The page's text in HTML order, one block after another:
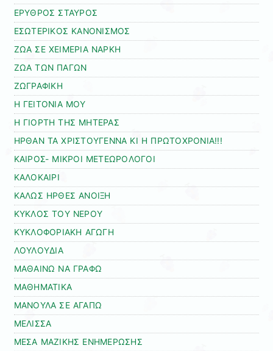
ΕΡΥΘΡΟΣ ΣΤΑΥΡΟΣ
ΕΣΩΤΕΡΙΚΟΣ ΚΑΝΟΝΙΣΜΟΣ
ΖΩΑ ΣΕ ΧΕΙΜΕΡΙΑ ΝΑΡΚΗ
ΖΩΑ ΤΩΝ ΠΑΓΩΝ
ΖΩΓΡΑΦΙΚΗ
Η ΓΕΙΤΟΝΙΑ ΜΟΥ
Η ΓΙΟΡΤΗ ΤΗΣ ΜΗΤΕΡΑΣ
ΗΡΘΑΝ ΤΑ ΧΡΙΣΤΟΥΓΕΝΝΑ ΚΙ Η ΠΡΩΤΟΧΡΟΝΙΑ!!!
ΚΑΙΡΟΣ- ΜΙΚΡΟΙ ΜΕΤΕΩΡΟΛΟΓΟΙ
ΚΑΛΟΚΑΙΡΙ
ΚΑΛΩΣ ΗΡΘΕΣ ΑΝΟΙΞΗ
ΚΥΚΛΟΣ ΤΟΥ ΝΕΡΟΥ
ΚΥΚΛΟΦΟΡΙΑΚΗ ΑΓΩΓΗ
ΛΟΥΛΟΥΔΙΑ
ΜΑΘΑΙΝΩ ΝΑ ΓΡΑΦΩ
ΜΑΘΗΜΑΤΙΚΑ
ΜΑΝΟΥΛΑ ΣΕ ΑΓΑΠΩ
ΜΕΛΙΣΣΑ
ΜΕΣΑ ΜΑΖΙΚΗΣ ΕΝΗΜΕΡΩΣΗΣ